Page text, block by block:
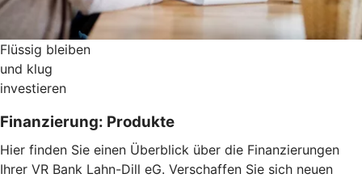
Flüssig bleiben
und klug
investieren
Finanzierung: Produkte
Hier finden Sie einen Überblick über die Finanzierungen
Ihrer VR Bank Lahn-Dill eG. Verschaffen Sie sich neuen